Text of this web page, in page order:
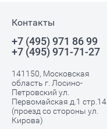
Контакты
+7 (495) 971 86 99
+7 (495) 971-71-27
141150, Московская
область г. Лосино-
Петровский ул.
Первомайская д.1 стр.14
(проезд со стороны ул.
Кирова)